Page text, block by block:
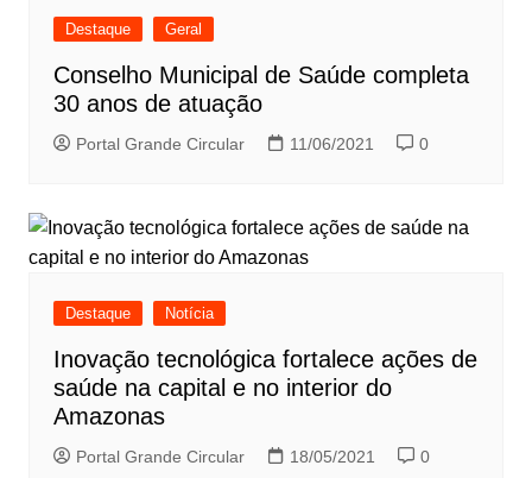
Destaque Geral
Conselho Municipal de Saúde completa
30 anos de atuação
Portal Grande Circular 11/06/2021 0
Destaque Notícia
Inovação tecnológica fortalece ações de
saúde na capital e no interior do
Amazonas
Portal Grande Circular 18/05/2021 0